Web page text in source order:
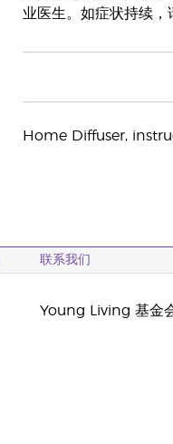
业医生。如症状持续，
Home Diffuser,
联系我们
Young Living 基金